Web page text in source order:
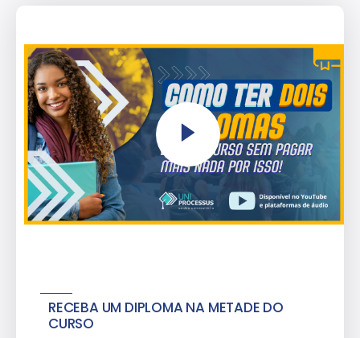
RECEBA UM DIPLOMA NA METADE DO
CURSO